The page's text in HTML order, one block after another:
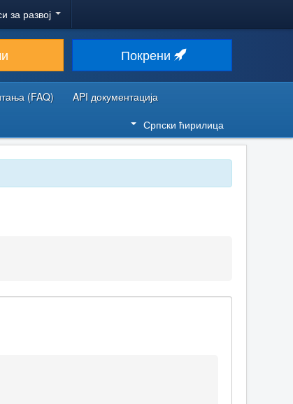
за развој
Покрени
(FAQ)
API документација
Српски ћирилица